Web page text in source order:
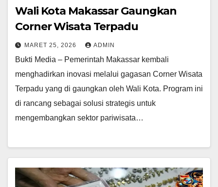
Wali Kota Makassar Gaungkan
Corner Wisata Terpadu
MARET 25, 2026 ADMIN
Bukti Media – Pemerintah Makassar kembali
menghadirkan inovasi melalui gagasan Corner Wisata
Terpadu yang di gaungkan oleh Wali Kota. Program ini
di rancang sebagai solusi strategis untuk
mengembangkan sektor pariwisata…